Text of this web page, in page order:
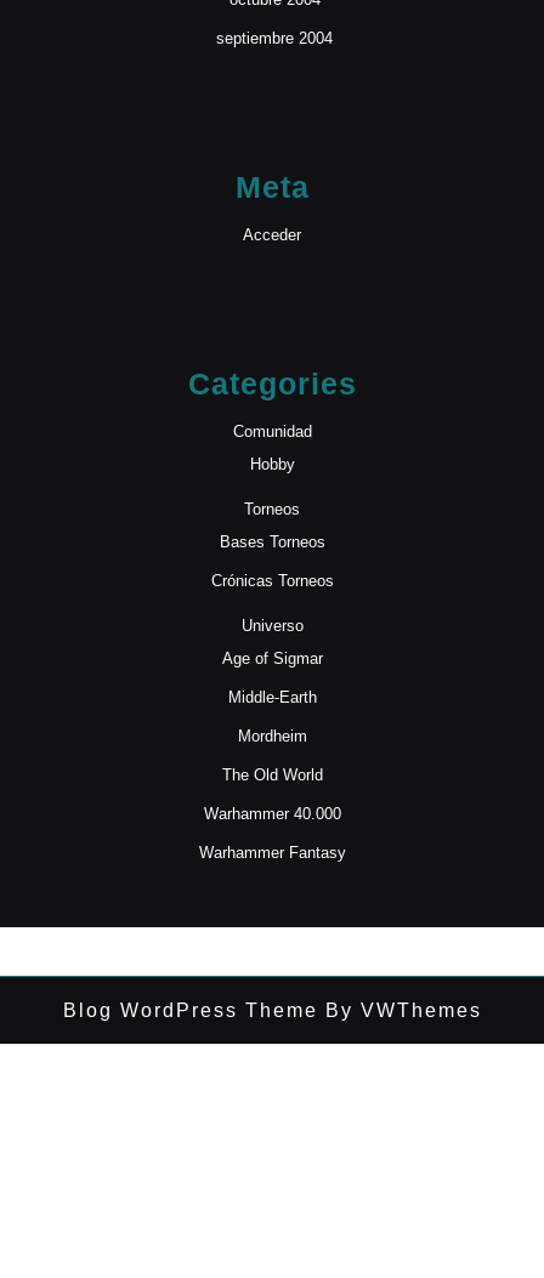
septiembre 2004
Meta
Acceder
Categories
Comunidad
Hobby
Torneos
Bases Torneos
Crónicas Torneos
Universo
Age of Sigmar
Middle-Earth
Mordheim
The Old World
Warhammer 40.000
Warhammer Fantasy
Blog WordPress Theme By VWThemes